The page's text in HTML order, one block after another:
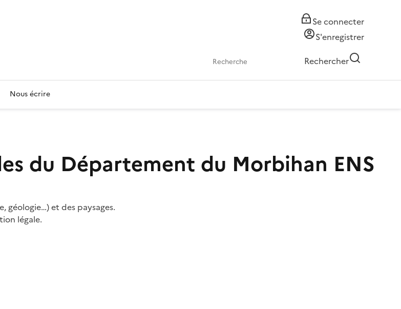
Se connecter
S'enregistrer
Rechercher
Nous écrire
du Département du Morbihan ENS
géologie…) et des paysages.
légale.